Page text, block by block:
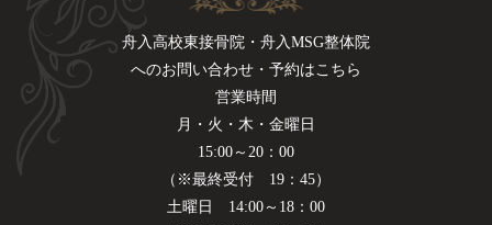
舟入高校東接骨院・舟入MSG整体院
へのお問い合わせ・予約はこちら
営業時間
月・火・木・金曜日
15:00～20：00
（※最終受付 19：45）
土曜日 14:00～18：00